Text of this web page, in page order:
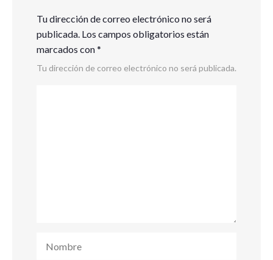
Tu dirección de correo electrónico no será
publicada. Los campos obligatorios están
marcados con*
Tu dirección de correo electrónico no será publicada.